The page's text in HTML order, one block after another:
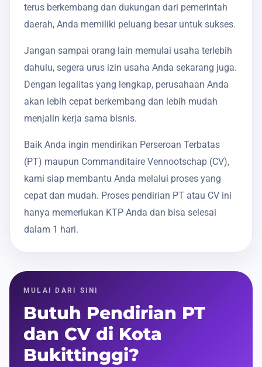
terus berkembang dan dukungan dari pemerintah
daerah, Anda memiliki peluang besar untuk sukses.
Jangan sampai orang lain memulai usaha terlebih
dahulu, segera urus izin usaha Anda sekarang juga.
Dengan legalitas yang lengkap, perusahaan Anda
akan lebih cepat berkembang dan lebih mudah
menjalin kerja sama bisnis.
Baik Anda ingin mendirikan Perseroan Terbatas
(PT) maupun Commanditaire Vennootschap (CV),
kami siap membantu Anda melalui proses yang
cepat dan mudah. Proses pendirian PT atau CV ini
hanya memerlukan KTP Anda dan bisa selesai
dalam 1 hari.
MULAI DARI SINI
Butuh Pendirian PT
dan CV di Kota
Bukittinggi?